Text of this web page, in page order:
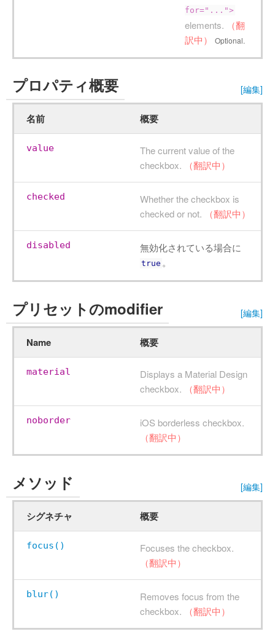
for="...">
elements.
（翻
訳中）
Optional.
プロパティ概要 [編集]
名前 概要
value
The current value of the
checkbox.
（翻訳中）
checked
Whether the checkbox is
checked or not.
（翻訳中）
disabled 無効化されている場合に
true 。
プリセットのmodifier [編集]
Name 概要
material
Displays a Material Design
checkbox.
（翻訳中）
noborder
iOS borderless checkbox.
（翻訳中）
メソッド [編集]
シグネチャ 概要
focus()
Focuses the checkbox.
（翻訳中）
blur()
Removes focus from the
checkbox.
（翻訳中）